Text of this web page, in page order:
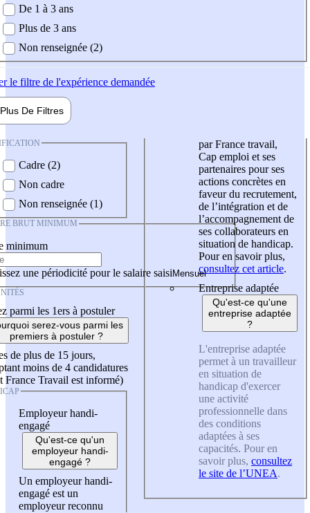
De 1 à 3 ans
Plus de 3 ans
Non renseignée (2)
le filtre de l'expérience demandée
Plus De Filtres
Cadre (2)
Non cadre
Non renseignée (1)
BRUT MINIMUM
minimum
une périodicité pour le salaire saisi
parmi les 1ers à postuler
serez-vous parmi les
premiers à postuler ?
de plus de 15 jours,
moins de 4 candidatures
France Travail est informé)
Employeur handi-
engagé
Qu'est-ce qu'un
employeur handi-
engagé ?
Un employeur handi-
engagé est un
employeur reconnu
par France travail,
Cap emploi et ses
partenaires pour ses
actions concrètes en
faveur du recrutement,
de l’intégration et de
l’accompagnement de
ses collaborateurs en
situation de handicap.
Pour en savoir plus,
consultez cet article.
Entreprise adaptée
Qu'est-ce qu'une
entreprise adaptée
?
L'entreprise adaptée
permet à un travailleur
en situation de
handicap d'exercer
une activité
professionnelle dans
des conditions
adaptées à ses
capacités. Pour en
savoir plus, consultez
le site de l’UNEA.